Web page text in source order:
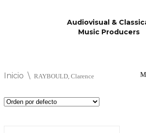
Audiovisual &
Music Producers
Inicio \ RAYBOULD, Clarence